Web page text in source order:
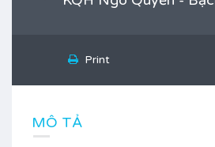
Print
MÔ TẢ